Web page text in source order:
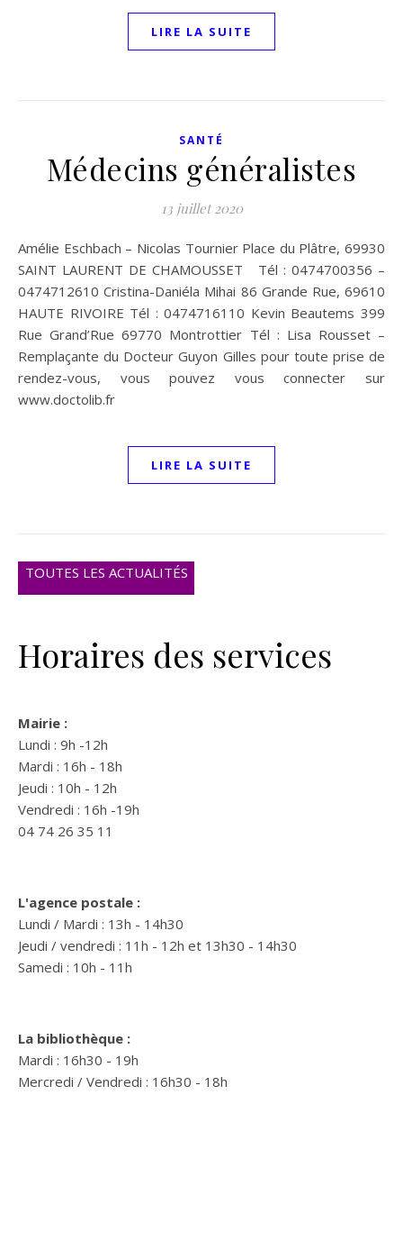
LIRE LA SUITE
SANTÉ
Médecins généralistes
13 juillet 2020
Amélie Eschbach – Nicolas Tournier Place du Plâtre, 69930
SAINT LAURENT DE CHAMOUSSET Tél : 0474700356 –
0474712610 Cristina-Daniéla Mihai 86 Grande Rue, 69610
HAUTE RIVOIRE Tél : 0474716110 Kevin Beautems 399
Rue Grand’Rue 69770 Montrottier Tél : Lisa Rousset –
Remplaçante du Docteur Guyon Gilles pour toute prise de
rendez-vous, vous pouvez vous connecter sur
www.doctolib.fr
LIRE LA SUITE
TOUTES LES ACTUALITÉS
Horaires des services
Mairie :
Lundi : 9h -12h
Mardi : 16h - 18h
Jeudi : 10h - 12h
Vendredi : 16h -19h
04 74 26 35 11
L'agence postale :
Lundi / Mardi : 13h - 14h30
Jeudi / vendredi : 11h - 12h et 13h30 - 14h30
Samedi : 10h - 11h
La bibliothèque :
Mardi : 16h30 - 19h
Mercredi / Vendredi : 16h30 - 18h